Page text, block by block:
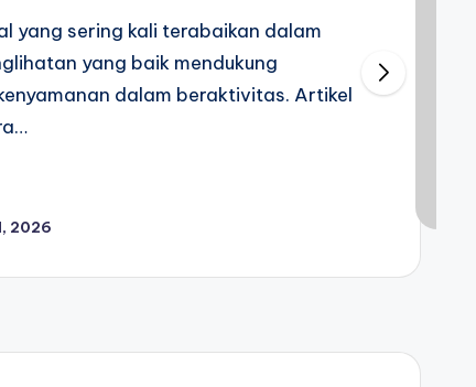
yang sering kali terabaikan dalam
yang baik mendukung
dalam beraktivitas. Artikel
2026